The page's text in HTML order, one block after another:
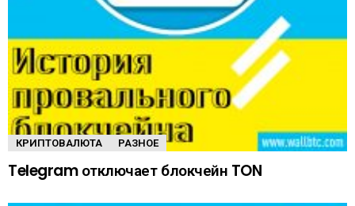
КРИПТОВАЛЮТА РАЗНОЕ
Telegram отключает блокчейн TON